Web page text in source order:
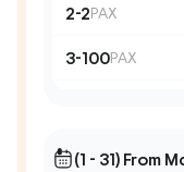
2-2PAX
3-100PAX
(1 - 31) From